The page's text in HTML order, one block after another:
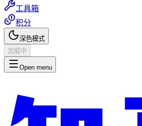
工具箱
积分
深色模式
加载中
Open menu